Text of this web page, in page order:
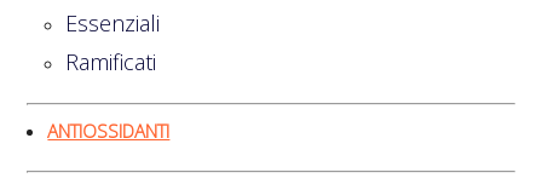
Essenziali
Ramificati
ANTIOSSIDANTI